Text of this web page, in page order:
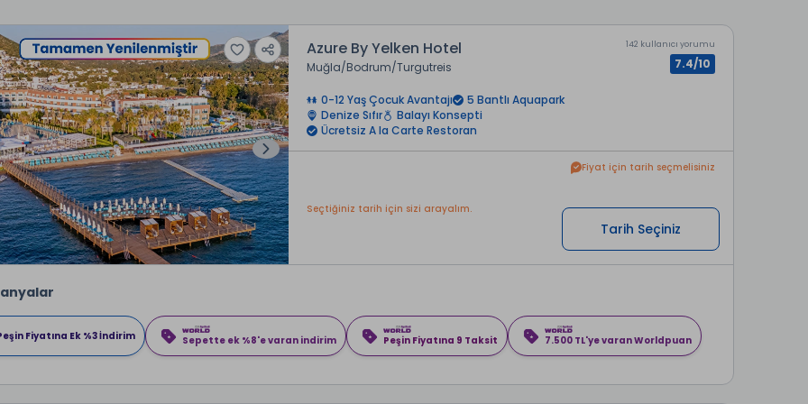
Azure By Yelken Hotel
Muğla Bodrum Turgutreis
0-12 Yaş Çocuk Avantajı
5 Bantlı Aquapark
Denize Sıfır
Balayı Konsepti
Ücretsiz A la Carte Restoran
142 kullanıcı yorumu
7.4/10
Seçtiğiniz tarih için sizi arayalım.
Fiyat için tarih seçmelisiniz
Tarih Seçiniz
Fiyatına Ek %3 İndirim Sepette ek %8'e varan indirim Peşin Fiyatına 9 Taksit 7.500 TL'ye varan Worldpuan